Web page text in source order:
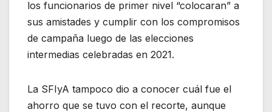
los funcionarios de primer nivel “colocaran” a
sus amistades y cumplir con los compromisos
de campaña luego de las elecciones
intermedias celebradas en 2021.
La SFIyA tampoco dio a conocer cuál fue el
ahorro que se tuvo con el recorte, aunque